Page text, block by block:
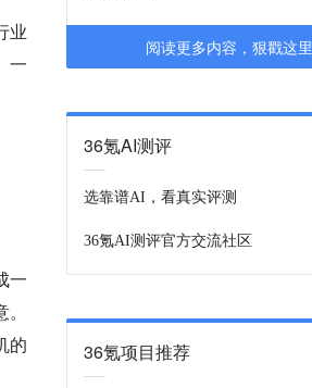
业
一
一
的
阅读更多内容，狠戳这里
36氪AI测评
选靠谱AI，看真实评测
36氪AI测评官方交流社区
36氪项目推荐